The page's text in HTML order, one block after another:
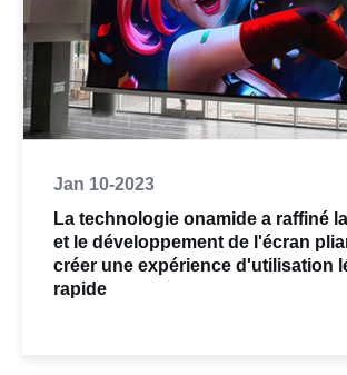
Jan 10-2023
La technologie onamide a raffiné
et le développement de l'écran
créer une expérience d'utilisation
rapide